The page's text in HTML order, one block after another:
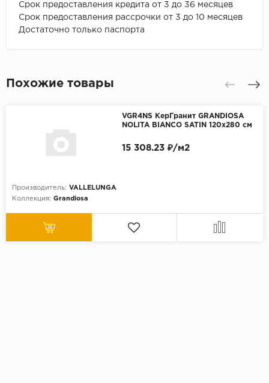
Срок предоставления кредита от 3 до 36 месяцев
Срок предоставления рассрочки от 3 до 10 месяцев
Достаточно только паспорта
Похожие товары
VGR4NS КерГранит GRANDIOSA
NOLITA BIANCO SATIN 120x280 см
Производитель: VALLELUNGA
Коллекция: Grandiosa
15 308.23 ₽/м2